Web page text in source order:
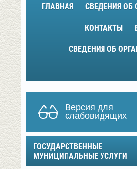
ГЛАВНАЯ СВЕДЕНИЯ ОБ
КОНТАКТЫ
СВЕДЕНИЯ ОБ
Версия для
слабовидящих
ГОСУДАРСТВЕННЫЕ
МУНИЦИПАЛЬНЫЕ УСЛУГИ